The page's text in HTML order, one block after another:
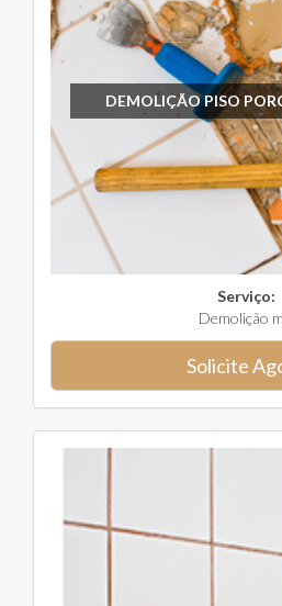
DEMOLIÇÃO PISO
Serviço:
Demolição
Solicite